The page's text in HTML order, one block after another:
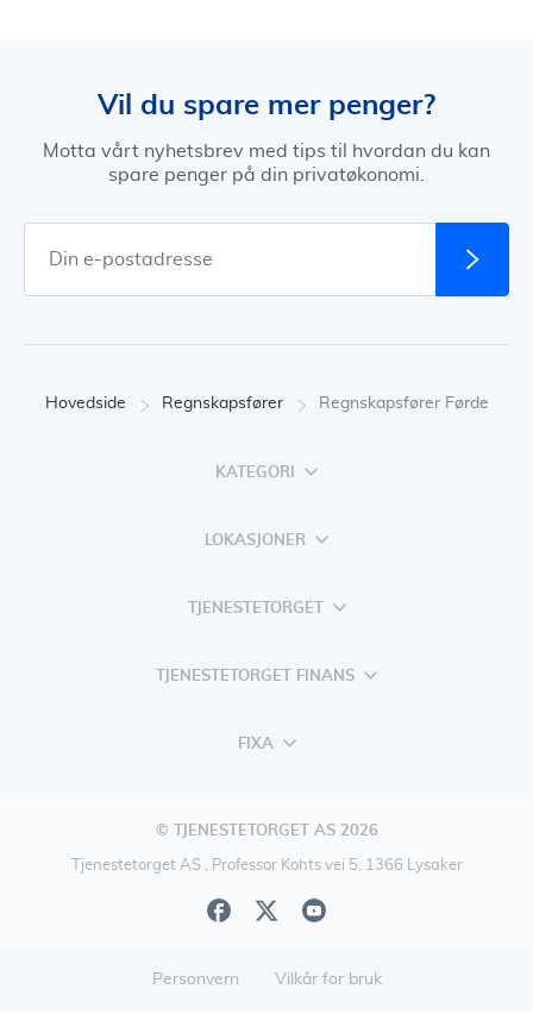
Vil du spare mer penger?
Motta vårt nyhetsbrev med tips til hvordan du kan
spare penger på din privatøkonomi.
Hovedside Regnskapsfører Regnskapsfører Førde
KATEGORI
LOKASJONER
TJENESTETORGET
TJENESTETORGET FINANS
FIXA
© TJENESTETORGET AS 2026
Tjenestetorget AS , Professor Kohts vei 5, 1366 Lysaker
Personvern Vilkår for bruk